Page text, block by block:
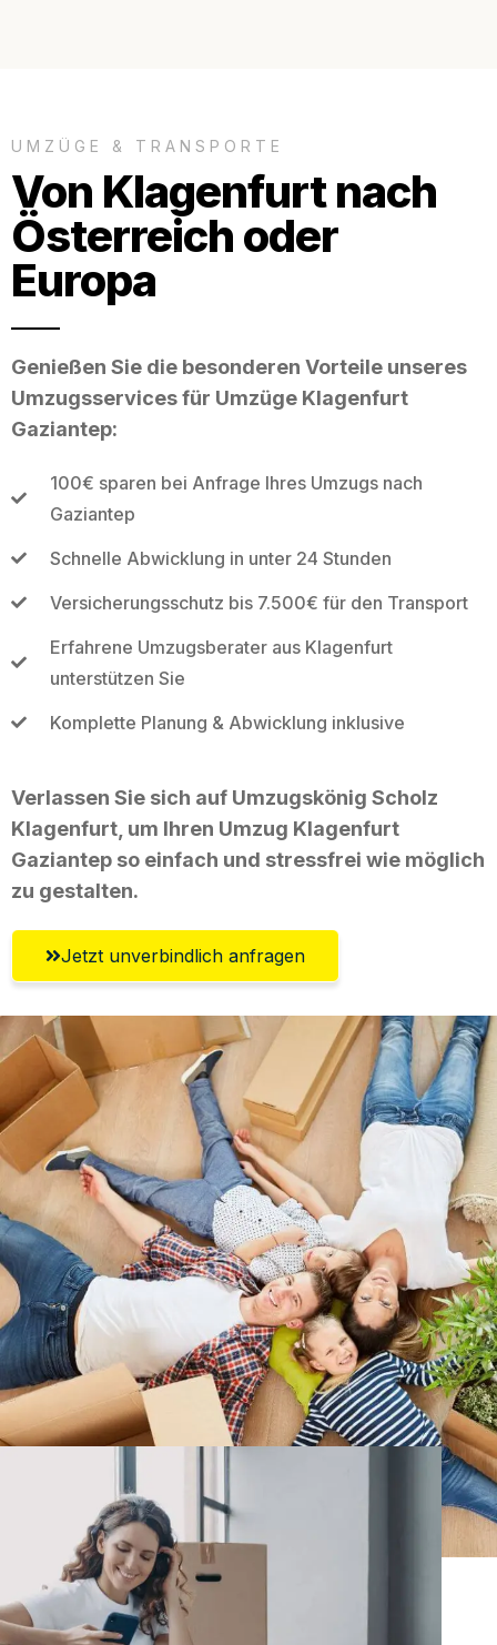
UMZÜGE & TRANSPORTE
Von Klagenfurt nach
Österreich oder
Europa
Genießen Sie die besonderen Vorteile unseres
Umzugsservices für Umzüge Klagenfurt
Gaziantep:
100€ sparen bei Anfrage Ihres Umzugs nach
Gaziantep
Schnelle Abwicklung in unter 24 Stunden
Versicherungsschutz bis 7.500€ für den Transport
Erfahrene Umzugsberater aus Klagenfurt
unterstützen Sie
Komplette Planung & Abwicklung inklusive
Verlassen Sie sich auf Umzugskönig Scholz
Klagenfurt, um Ihren Umzug Klagenfurt
Gaziantep so einfach und stressfrei wie möglich
zu gestalten.
Jetzt unverbindlich anfragen